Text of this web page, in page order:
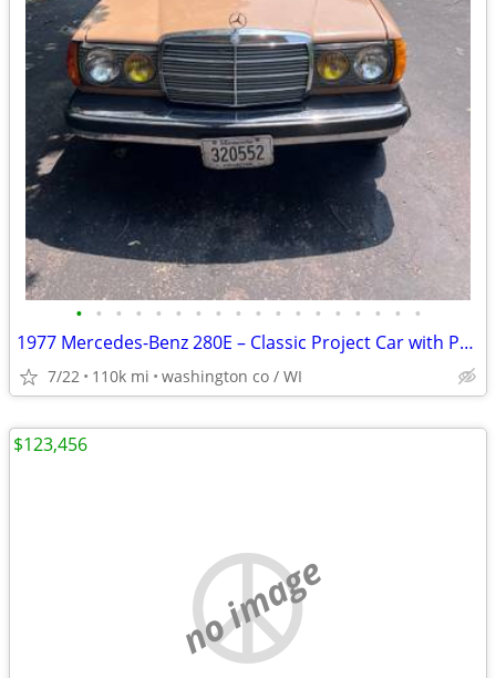
• • • • • • • • • • • • • • • • • •
1977 Mercedes-Benz 280E – Classic Project Car with Provenance
7/22 110k mi washington co / WI
no image
$123,456